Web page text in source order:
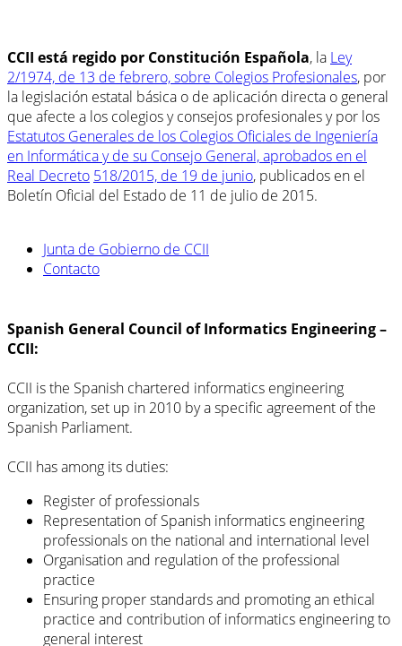
CCII está regido por Constitución Española, la Ley
2/1974, de 13 de febrero, sobre Colegios Profesionales, por
la legislación estatal básica o de aplicación directa o general
que afecte a los colegios y consejos profesionales y por los
Estatutos Generales de los Colegios Oficiales de Ingeniería
en Informática y de su Consejo General, aprobados en el
Real Decreto 518/2015, de 19 de junio, publicados en el
Boletín Oficial del Estado de 11 de julio de 2015.
Junta de Gobierno de CCII
Contacto
Spanish General Council of Informatics Engineering –
CCII:
CCII is the Spanish chartered informatics engineering
organization, set up in 2010 by a specific agreement of the
Spanish Parliament.
CCII has among its duties:
Register of professionals
Representation of Spanish informatics engineering
professionals on the national and international level
Organisation and regulation of the professional
practice
Ensuring proper standards and promoting an ethical
practice and contribution of informatics engineering to
general interest